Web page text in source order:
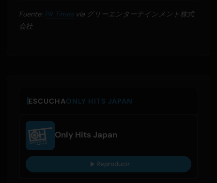
Fuente: PR Timesvía グリーエンターテインメント株式
会社
ESCUCHAONLY HITS JAPAN
Only Hits Japan
Reproducir